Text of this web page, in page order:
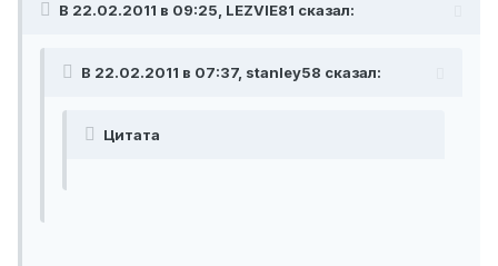
В 22.02.2011 в 09:25, LEZVIE81 сказал:
В 22.02.2011 в 07:37, stanley58 сказал:
Цитата